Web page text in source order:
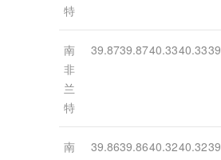
特
南
非
兰
特
39.8739.8740.3340.33
南
39.8639.8640.3240.32